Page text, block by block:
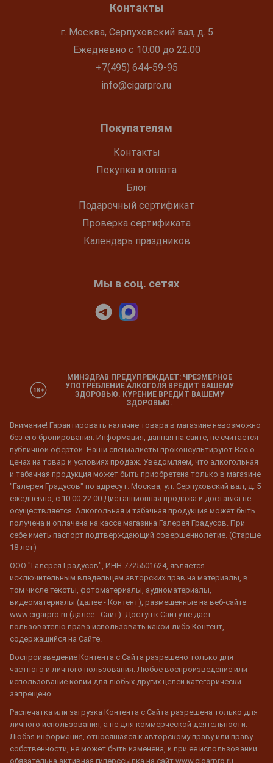
Контакты
г. Москва, Серпуховский вал, д. 5
Ежедневно с 10:00 до 22:00
+7(495) 644-59-95
info@cigarpro.ru
Покупателям
Контакты
Покупка и оплата
Блог
Подарочный сертификат
Проверка сертификата
Календарь праздников
Мы в соц. сетях
МИНЗДРАВ ПРЕДУПРЕЖДАЕТ: ЧРЕЗМЕРНОЕ
УПОТРЕБЛЕНИЕ АЛКОГОЛЯ ВРЕДИТ ВАШЕМУ
ЗДОРОВЬЮ. КУРЕНИЕ ВРЕДИТ ВАШЕМУ
ЗДОРОВЬЮ.
Внимание! Гарантировать наличие товара в магазине невозможно
без его бронирования. Информация, данная на сайте, не считается
публичной офертой. Наши специалисты проконсультируют Вас о
ценах на товар и условиях продаж. Уведомляем, что алкогольная
и табачная продукция может быть приобретена только в магазине
"Галерея Градусов" по адресу г. Москва, ул. Серпуховский вал, д. 5
ежедневно, с 10:00-22:00 Дистанционная продажа и доставка не
осуществляется. Алкогольная и табачная продукция может быть
получена и оплачена на кассе магазина Галерея Градусов. При
себе иметь паспорт подтверждающий совершеннолетие. (Старше
18 лет)
ООО "Галерея Градусов", ИНН 7725501624, является
исключительным владельцем авторских прав на материалы, в
том числе тексты, фотоматериалы, аудиоматериалы,
видеоматериалы (далее - Контент), размещенные на веб-сайте
www.cigarpro.ru (далее - Сайт). Доступ к Сайту не дает
пользователю права использовать какой-либо Контент,
содержащийся на Сайте.
Воспроизведение Контента с Сайта разрешено только для
частного и личного пользования. Любое воспроизведение или
использование копий для любых других целей категорически
запрещено.
Распечатка или загрузка Контента с Сайта разрешена только для
личного использования, а не для коммерческой деятельности.
Любая информация, относящаяся к авторскому праву или праву
собственности, не может быть изменена, и при ее использовании
обязательна активная гиперссылка на сайт www.cigarpro.ru